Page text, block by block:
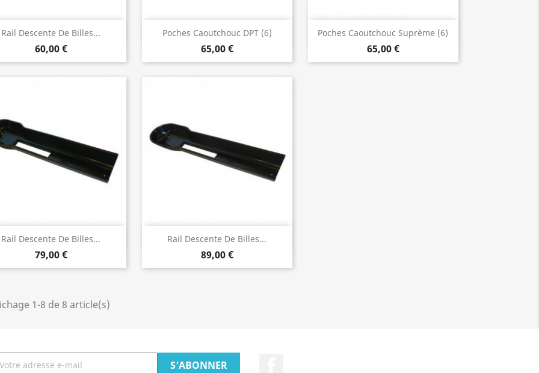
Rail Descente De Billes...
60,00 €
Aperçu rapide Poches Caoutchouc DPT (6)
65,00 €
 Aperçu rapide Poches Caoutchouc Suprème (6)
65,00 €
Aperçu rapide
Rail Descente De Billes...
79,00 €
Aperçu rapide Rail Descente De Billes...
89,00 €
Aperçu rapide
1-8 de 8 article(s)